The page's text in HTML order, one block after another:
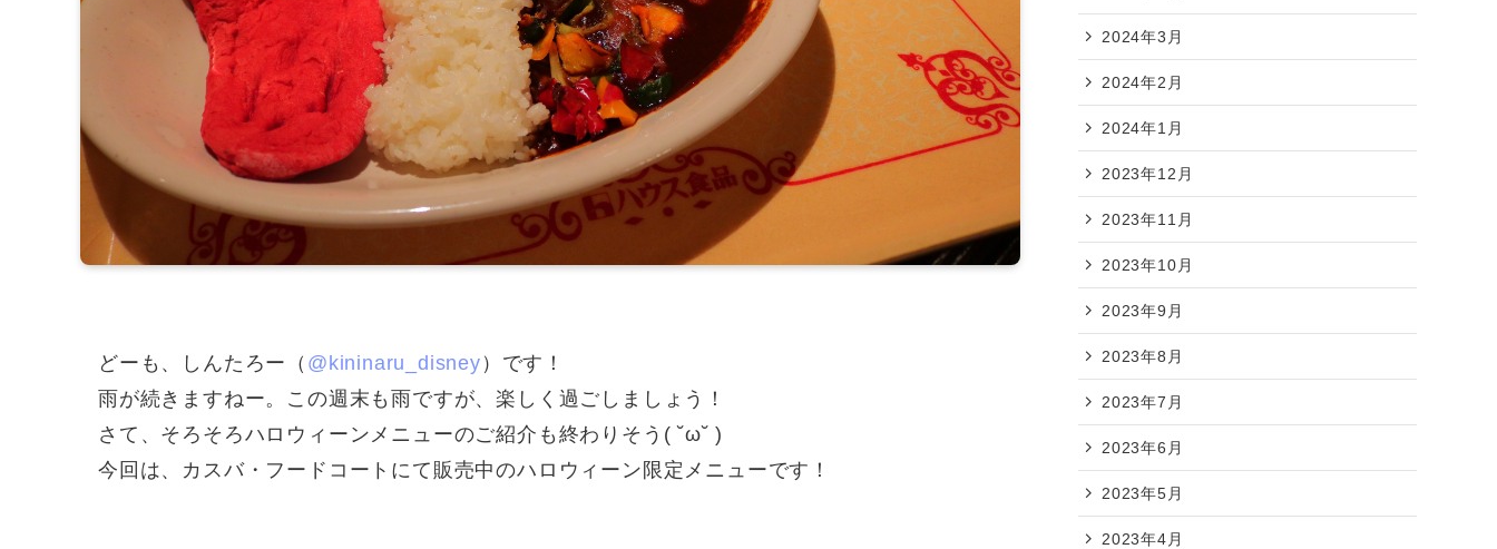
どーも、しんたろー（ @kininaru_disney ）です！
雨が続きますねー。この週末も雨ですが、楽しく過ごしましょう！
さて、そろそろハロウィーンメニューのご紹介も終わりそう( ˘ω˘ )
今回は、カスバ・フードコートにて販売中のハロウィーン限定メニューです！
2024年3月
2024年2月
2024年1月
2023年12月
2023年11月
2023年10月
2023年9月
2023年8月
2023年7月
2023年6月
2023年5月
2023年4月